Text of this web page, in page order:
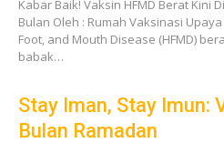
Kabar Baik! Vaksin HFMD Berat Kini
Bulan Oleh : Rumah Vaksinasi
Foot, and Mouth Disease (HFMD)
babak…
Stay Iman, Stay Imun:
Bulan Ramadan